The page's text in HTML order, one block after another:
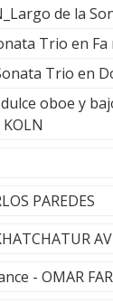
de la
Trio en Fa
Trio en
oboe y
PAREDES
- OMAR